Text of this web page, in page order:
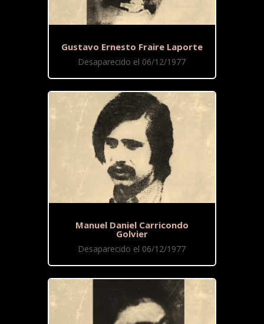
Gustavo Ernesto Fraire Laporte
Desaparecido el 06/12/1977
Manuel Daniel Carricondo
Golvier
Desaparecido el 06/12/1977